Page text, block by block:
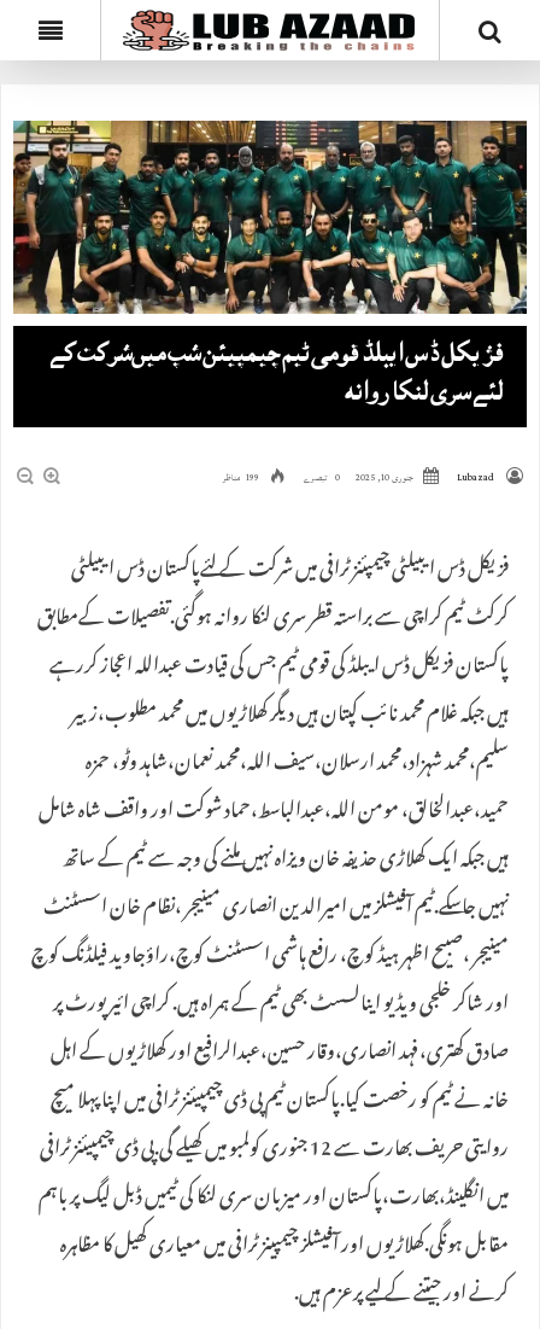
فزیکل ڈس ایبلڈ قومی ٹیم چیمپیئن شپ میں‌شرکت کے
لئےسری لنکا روانہ
Lubazad جنوری 10, 2025 0 تبصرے 199 مناظر
فزیکل ڈس ایبیلٹی چیمپئنز ٹرافی میں شرکت کے لئےپاکستان ڈس ایبیلٹی
کرکٹ ٹیم کراچی سے براستہ قطر سری لنکا روانہ ہوگئی.تفصیلات کےمطابق
پاکستان فزیکل ڈس ایبلڈ کی قومی ٹیم جس کی قیادت عبداللہ اعجاز کررہے
ہیں جبکہ غلام محمد نائب کپتان ہیں دیگر کھلاڑیوں میں محمد مطلوب،زبیر
سلیم،محمد شہزاد،محمد ارسلان،سیف اللہ،محمد نعمان،شاہد وٹو، حمزہ
حمید،عبدالخالق، مومن اللہ،عبدالباسط،حماد شوکت اور واقف شاہ شامل
ہیں جبکہ ایک کھلاڑی حذیفہ خان ویزاہ نہیں ملنے کی وجہ سے ٹیم کے ساتھ
نہیں جاسکے.ٹیم آفیشلز میں امیرالدین انصاری مینیجر ،نظام خان اسسٹنٹ
مینیجر ،صبیح اظہر ہیڈ کوچ، رافع ہاشمی اسسٹنٹ کوچ،راؤجاوید فیلڈنگ کوچ
اور شاکر خلجی ویڈیو اینالسسٹ بھی ٹیم کے ہمراہ ہیں. کراچی ائیر پورٹ پر
صادق کھتری،فہد انصاری،وقار حسین،عبدالرافیع اور کھلاڑیوں کے اہل
خانہ نے ٹیم کو رخصت کیا.پاکستان ٹیم پی ڈی چیمپیئنز ٹرافی میں اپنا پہلا میچ
روایتی حریف بھارت سے 12 جنوری کولمبو میں کھیلے گی.پی ڈی چیمپیئنز ٹرافی
میں انگلینڈ،بھارت،پاکستان اور میزبان سری لنکا کی ٹیمیں ڈبل لیگ پر باہم
مقابل ہونگی.کھلاڑیوں اور آفیشلز چیمپینز ٹرافی میں معیاری کھیل کا مظاہرہ
کرنے اور جیتنے کے لیے پرعزم ہیں.